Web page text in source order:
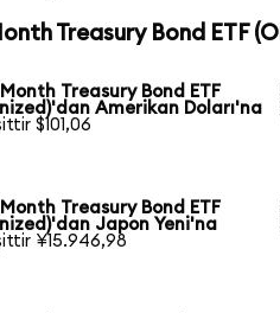
Treasury Bond ETF
Treasury Bond ETF
Amerikan Doları'na
$101,06
Treasury Bond ETF
Japon Yeni'na
¥15.946,98